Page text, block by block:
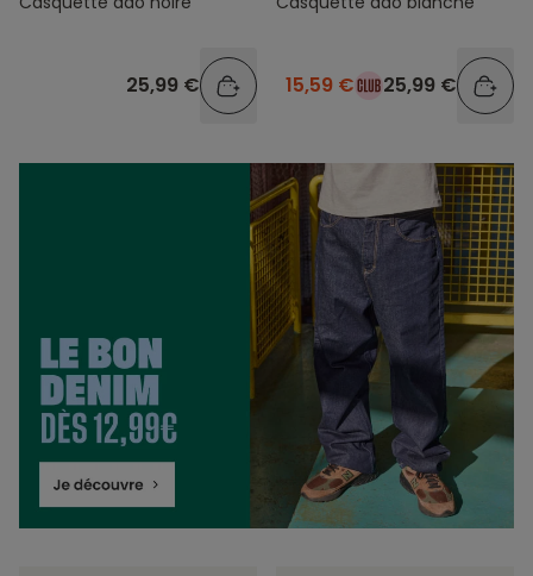
25,99 € 15,59 € 25,99 €